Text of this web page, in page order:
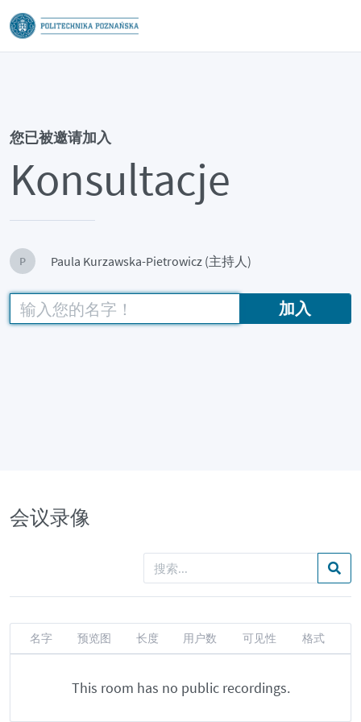
您已被邀请加入
Konsultacje
P Paula Kurzawska-Pietrowicz (主持人)
加入
会议录像
名字 预览图 长度 用户数 可见性 格式
This room has no public recordings.